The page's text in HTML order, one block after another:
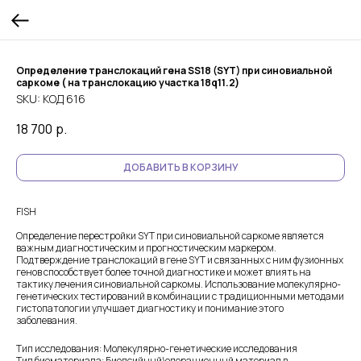
Определение транслокаций гена SS18 (SYT) при синовиальной
саркоме ( на транслокацию участка 18q11.2)
SKU: КОД 616
18 700 р.
ДОБАВИТЬ В КОРЗИНУ
FISH
Определение перестройки SYT при синовиальной саркоме является
важным диагностическим и прогностическим маркером.
Подтверждение транслокаций в гене SYT и связанных с ним фузионных
генов способствует более точной диагностике и может влиять на
тактику лечения синовиальной саркомы. Использование молекулярно-
генетических тестирований в комбинации с традиционными методами
гистопатологии улучшает диагностику и понимание этого
заболевания.
Тип исследования: Молекулярно-генетические исследования